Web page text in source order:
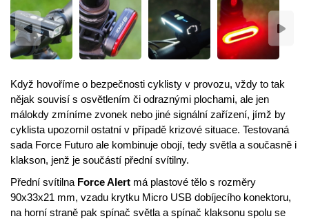
Když hovoříme o bezpečnosti cyklisty v provozu, vždy to tak
nějak souvisí s osvětlením či odraznými plochami, ale jen
málokdy zmíníme zvonek nebo jiné signální zařízení, jímž by
cyklista upozornil ostatní v případě krizové situace. Testovaná
sada Force Futuro ale kombinuje obojí, tedy světla a současně i
klakson, jenž je součástí přední svítilny.
Přední svítilnaForce Alert má plastové tělo s rozměry
90x33x21 mm, vzadu krytku Micro USB dobíjecího konektoru,
na horní straně pak spínač světla a spínač klaksonu spolu se